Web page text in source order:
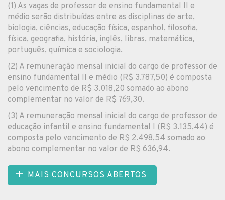
(1) As vagas de professor de ensino fundamental II e
médio serão distribuídas entre as disciplinas de arte,
biologia, ciências, educação física, espanhol, filosofia,
física, geografia, história, inglês, libras, matemática,
português, química e sociologia.
(2) A remuneração mensal inicial do cargo de professor de
ensino fundamental II e médio (R$ 3.787,50) é composta
pelo vencimento de R$ 3.018,20 somado ao abono
complementar no valor de R$ 769,30.
(3) A remuneração mensal inicial do cargo de professor de
educação infantil e ensino fundamental I (R$ 3.135,44) é
composta pelo vencimento de R$ 2.498,54 somado ao
abono complementar no valor de R$ 636,94.
MAIS CONCURSOS ABERTOS